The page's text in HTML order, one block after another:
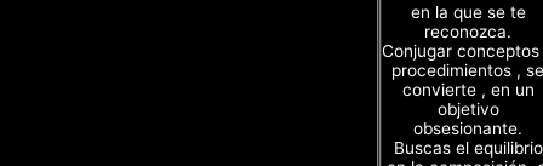
en la que se te
reconozca.
Conjugar
procedimientos , se
convierte , en un
objetivo
obsesionante.
Buscas el equilibrio